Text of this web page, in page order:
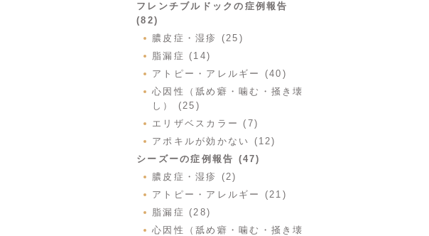
フレンチブルドックの症例報告
(82)
膿皮症・湿疹 (25)
脂漏症 (14)
アトピー・アレルギー (40)
心因性（舐め癖・噛む・掻き壊
し） (25)
エリザベスカラー (7)
アポキルが効かない (12)
シーズーの症例報告 (47)
膿皮症・湿疹 (2)
アトピー・アレルギー (21)
脂漏症 (28)
心因性（舐め癖・噛む・掻き壊